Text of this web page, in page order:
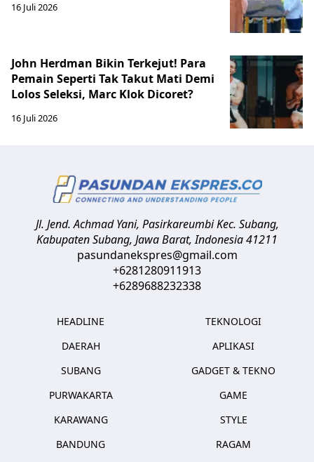
16 Juli 2026
John Herdman Bikin Terkejut! Para
Pemain Seperti Tak Takut Mati Demi
Lolos Seleksi, Marc Klok Dicoret?
16 Juli 2026
Jl. Jend. Achmad Yani, Pasirkareumbi Kec. Subang,
Kabupaten Subang, Jawa Barat,Indonesia41211
pasundanekspres@gmail.com
+6281280911913
+6289688232338
HEADLINE
DAERAH
SUBANG
PURWAKARTA
KARAWANG
BANDUNG
TEKNOLOGI
APLIKASI
GADGET & TEKNO
GAME
STYLE
RAGAM